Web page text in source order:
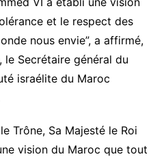
et le respect des
nous envie”, a affirmé,
le Secrétaire général du
israélite du Maroc
Trône, Sa Majesté le Roi
vision du Maroc que tout